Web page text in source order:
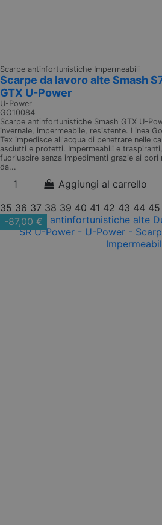
Scarpe antinfortunistiche Impermeabili
Scarpe da lavoro alte Smash
GTX U-Power
U-Power
GO10084
Scarpe antinfortunistiche Smash GTX U-
invernale, impermeabile, resistente. Linea
Tex impedisce all'acqua di penetrare nelle
asciutti e protetti. Impermeabili e
fuoriuscire senza impedimenti grazie ai
da...
Aggiungi al carrello
35 36 37 38 39 40 41 42 43 44 45
-87,00 €